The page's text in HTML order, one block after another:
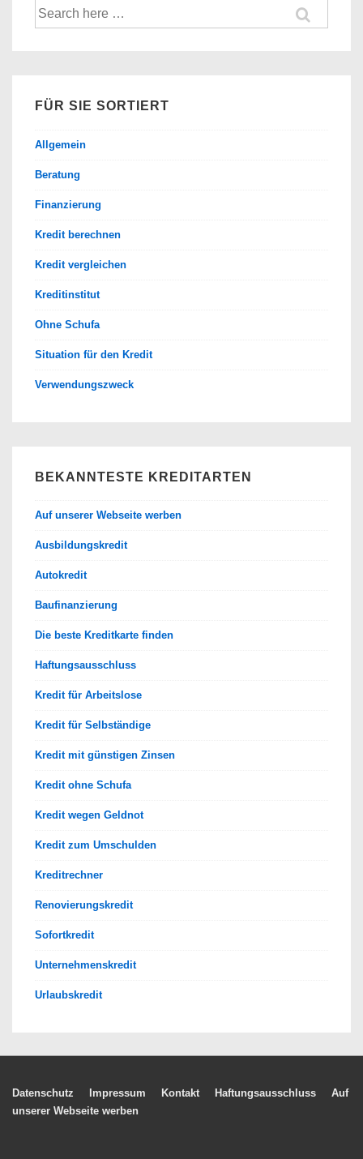
Banken
Suche
nach:
FÜR SIE SORTIERT
Allgemein
Beratung
Finanzierung
Kredit berechnen
Kredit vergleichen
Kreditinstitut
Ohne Schufa
Situation für den Kredit
Verwendungszweck
BEKANNTESTE KREDITARTEN
Auf unserer Webseite werben
Ausbildungskredit
Autokredit
Baufinanzierung
Die beste Kreditkarte finden
Haftungsausschluss
Kredit für Arbeitslose
Kredit für Selbständige
Kredit mit günstigen Zinsen
Kredit ohne Schufa
Kredit wegen Geldnot
Kredit zum Umschulden
Kreditrechner
Renovierungskredit
Sofortkredit
Unternehmenskredit
Urlaubskredit
Footer-
Datenschutz Impressum Kontakt Haftungsausschluss
Auf
unserer Webseite werben